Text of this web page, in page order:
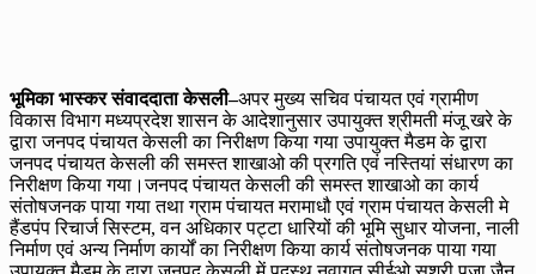
भूमिका भास्कर संवाददाता केसली–अपर मुख्य सचिव पंचायत एवं ग्रामीण
विकास विभाग मध्यप्रदेश शासन के आदेशानुसार उपायुक्त श्रीमती मंजू खरे के
द्वारा जनपद पंचायत केसली का निरीक्षण किया गया उपायुक्त मैडम के द्वारा
जनपद पंचायत केसली की समस्त शाखाओ की प्रगति एवं नस्तियां संधारण का
निरीक्षण किया गया।जनपद पंचायत केसली की समस्त शाखाओ का कार्य
संतोषजनक पाया गया तथा ग्राम पंचायत मरामाधौ एवं ग्राम पंचायत केसली मे
हैंडपंप रिचार्ज सिस्टम, वन अधिकार पट्टा धारियों की भूमि सुधार योजना, नाली
निर्माण एवं अन्य निर्माण कार्यों का निरीक्षण किया कार्य संतोषजनक पाया गया